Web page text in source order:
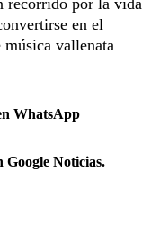
recorrido por la vida
en el
música vallenata
WhatsApp
Google Noticias.